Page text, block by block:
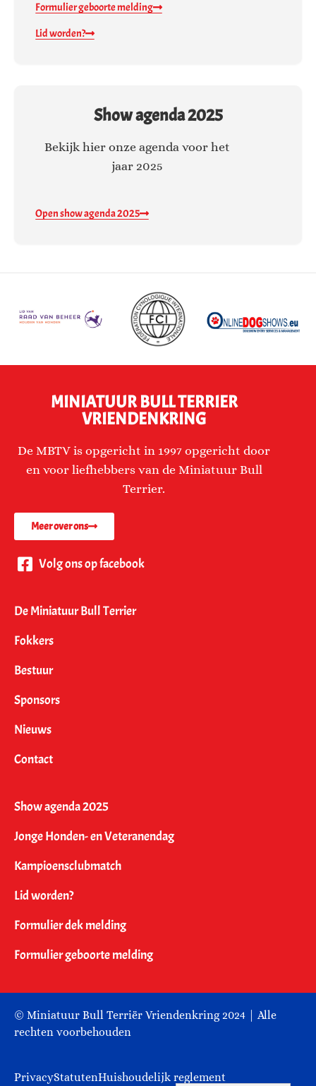
Formulier geboorte melding
Lid worden?
Show agenda 2025
Bekijk hier onze agenda voor het
jaar 2025
Open show agenda 2025
MINIATUUR BULL TERRIER
VRIENDENKRING
De MBTV is opgericht in 1997 opgericht door
en voor liefhebbers van de Miniatuur Bull
Terrier.
Meer over ons
Volg ons op facebook
De Miniatuur Bull Terrier
Fokkers
Bestuur
Sponsors
Nieuws
Contact
Show agenda 2025
Jonge Honden- en Veteranendag
Kampioensclubmatch
Lid worden?
Formulier dek melding
Formulier geboorte melding
© Miniatuur Bull Terriër Vriendenkring 2024 | Alle
rechten voorbehouden
PrivacyStatutenHuishoudelijk reglement